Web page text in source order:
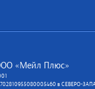
«Мейл Плюс»
в СЕВЕРО-